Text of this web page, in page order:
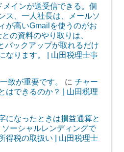
インが送受信できる。個
ス、一人社長は、メールソ
が高いGmailを使うのがお
の資料のやり取りは、
バックアップが取れるだけ
なります。 | 山田税理士事
致が重要です。
に チャー
はできるのか？ | 山田税理
になったときは損益通算と
ソーシャルレンディングで
得税の取扱い | 山田税理士